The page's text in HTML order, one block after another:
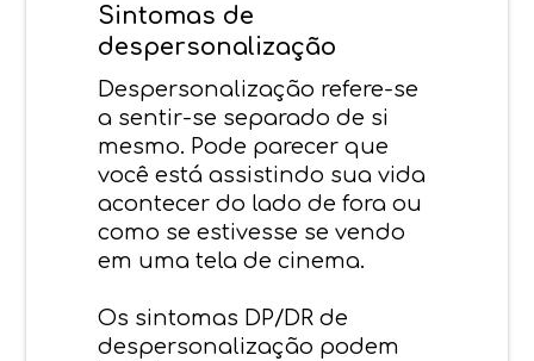
Sintomas de
despersonalização
Despersonalização refere-se
a sentir-se separado de si
mesmo. Pode parecer que
você está assistindo sua vida
acontecer do lado de fora ou
como se estivesse se vendo
em uma tela de cinema.
Os sintomas DP/DR de
despersonalização podem